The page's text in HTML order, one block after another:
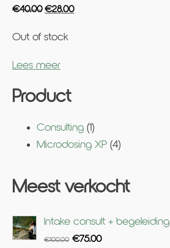
Product
Consulting (1)
Microdosing XP (4)
Meest verkocht
Intake consult + begeleiding
€100.00 Original
€75.00Current
€40.00 Original
was:
€28.00Current
Out of stock
Lees meer